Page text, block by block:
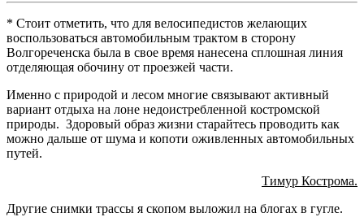
* Стоит отметить, что для велосипедистов желающих
воспользоваться автомобильным трактом в сторону
Волгореченска была в свое время нанесена сплошная линия
отделяющая обочину от проезжей части.
Именно с природой и лесом многие связывают активный
вариант отдыха на лоне недоистребленной костромской
природы. Здоровый образ жизни старайтесь проводить как
можно дальше от шума и копоти оживленных автомобильных
путей.
Тимур Кострома.
Другие снимки трассы я скопом выложил на блогах в гугле.